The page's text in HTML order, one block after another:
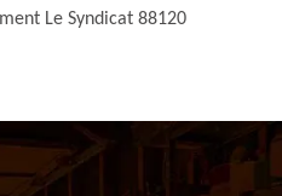
Le Syndicat 88120